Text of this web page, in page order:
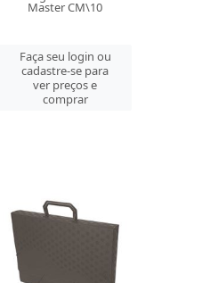
Master CM\10
Faça seu login ou
cadastre-se para
ver preços e
comprar